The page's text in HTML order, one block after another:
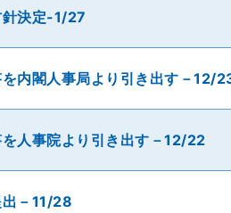
決定-1/27
内閣人事局より引き出す－12/
人事院より引き出す－12/22
－11/28